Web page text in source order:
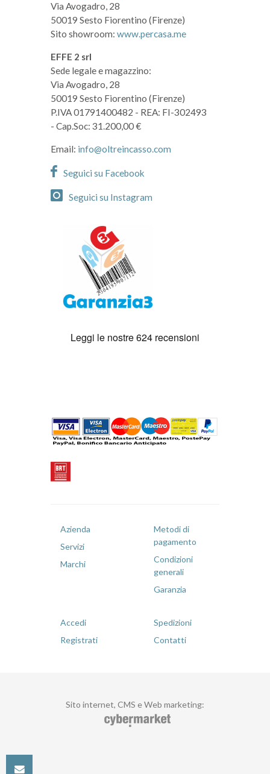
Via Avogadro, 28
50019 Sesto Fiorentino (Firenze)
Sito showroom: www.percasa.me
EFFE 2 srl
Sede legale e magazzino:
Via Avogadro, 28
50019 Sesto Fiorentino (Firenze)
P.IVA 01791400482 - REA: FI-302493
- Cap.Soc: 31.200,00 €
Email: info@oltreincasso.com
Seguici su Facebook
Seguici su Instagram
Azienda
Servizi
Marchi
Metodi di
pagamento
Condizioni
generali
Garanzia
Accedi
Registrati
Spedizioni
Contatti
Sito internet, CMS e Web marketing: